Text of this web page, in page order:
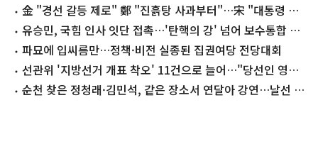
金 "경선 갈등 제로" 鄭 "진흙탕 사과부터"…宋 "대통령 지
킬 사람 나"
유승민, 국힘 인사 잇단 접촉…'탄핵의 강' 넘어 보수통합 띄
운다파묘에 입씨름만…정책·비전 실종된 집권여당 전당대회
선관위 '지방선거 개표 착오' 11건으로 늘어…"당선인 영향
없어"
순천 찾은 정청래·김민석, 같은 장소서 연달아 강연…날선 공